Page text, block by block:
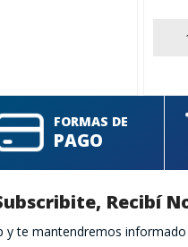
FORMAS DE
PAGO
Recibí
y te mantendremos